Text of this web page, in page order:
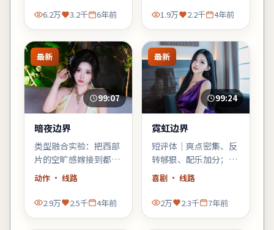
6.2万 3.2千 6年前 1.9万 2.2千 4年前
最新
99:07
暗夜边界
类型融合实验：把西部
片的空旷感嫁接到都市
霓虹里，观感新奇，口
碑可能两极——但讨论
度一定不低。
动作· 线路
2.9万 2.5千 4年前
最新
99:24
霓虹边界
短评体｜爽点密集、反
转够狠、配乐加分；缺
点是个别配角工具人
化，整体仍值得喜剧爱
好者一试。
喜剧 · 线路
2万 2.3千 7年前